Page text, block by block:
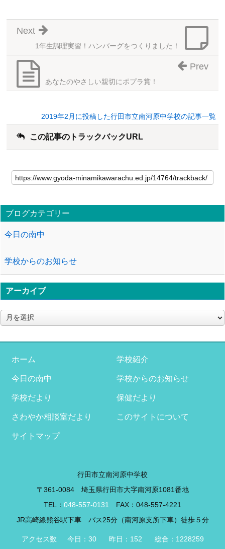
1年生調理実習！ハンバーグをつくりました！
Next
あなたのやさしい親切にポプラ賞！
Prev
2019年2月に投稿した行田市立南河原中学校の記事一覧
この記事のトラックバックURL
ブログカテゴリー
今日の南中
学校からのお知らせ
アーカイブ
ア
ー
イ
ホーム 学校紹介
今日の南中 学校からのお知らせ
学校だより 保健だより
さわやか相談室だより このサイトについて
サイトマップ
行田市立南河原中学校
〒361-0084 埼玉県行田市大字南河原1081番地
TEL： 048-557-0131
FAX：048-557-4221
JR高崎線熊谷駅下車 バス25分（南河原支所下車）徒歩５分